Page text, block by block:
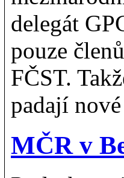
delegát
pouze
FČST.
padají
MČR v